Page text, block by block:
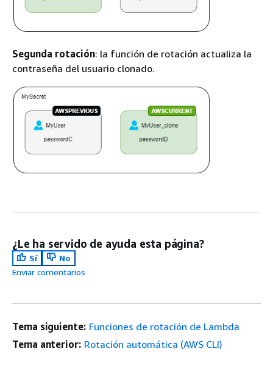
Segunda rotación: la función de rotación actualiza la
contraseña del usuario clonado.
¿Le ha servido de ayuda esta página?
Sí
No
Enviar comentarios
Tema siguiente: Funciones de rotación de Lambda
Tema anterior: Rotación automática (AWS CLI)